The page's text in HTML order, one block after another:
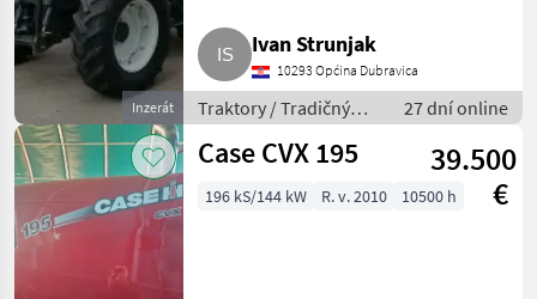
Case IH
Fendt
1
Lindner
1
MARKETPLACE
Marketplace
Inzerát
Ivan Strunjak
10293 Općina Dubravica
Traktory / Tradičný
traktor
27 dní online
Case CVX 195
39.500
€
196 kS/144 kW R. v. 2010 10500 h